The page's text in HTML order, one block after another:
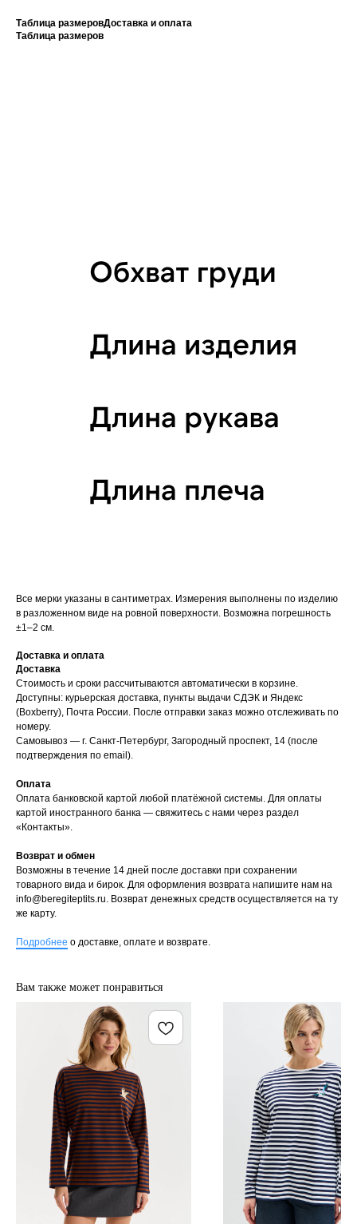
Таблица размеровДоставка и оплата
Таблица размеров
Все мерки указаны в сантиметрах. Измерения выполнены по изделию
в разложенном виде на ровной поверхности. Возможна погрешность
±1–2 см.
Доставка и оплата
Доставка
Стоимость и сроки рассчитываются автоматически в корзине.
Доступны: курьерская доставка, пункты выдачи СДЭК и Яндекс
(Boxberry), Почта России. После отправки заказ можно отслеживать по
номеру.
Самовывоз — г. Санкт-Петербург, Загородный проспект, 14 (после
подтверждения по email).
Оплата
Оплата банковской картой любой платёжной системы. Для оплаты
картой иностранного банка — свяжитесь с нами через раздел
«Контакты».
Возврат и обмен
Возможны в течение 14 дней после доставки при сохранении
товарного вида и бирок. Для оформления возврата напишите нам на
info@beregiteptits.ru. Возврат денежных средств осуществляется на ту
же карту.
Подробнее о доставке, оплате и возврате.
Вам также может понравиться